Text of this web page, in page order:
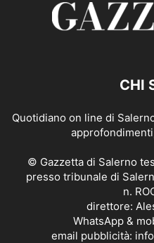
CHI
Quotidiano on line di
© Gazzetta di Salerno
presso tribunale di
n.
direttore:
WhatsApp &
email pubblicità: